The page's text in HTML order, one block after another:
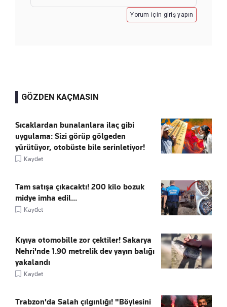
Yorum için giriş yapın
GÖZDEN KAÇMASIN
Sıcaklardan bunalanlara ilaç gibi
uygulama: Sizi görüp gölgeden
yürütüyor, otobüste bile serinletiyor!
Kaydet
Tam satışa çıkacaktı! 200 kilo bozuk
midye imha edil...
Kaydet
Kıyıya otomobille zor çektiler! Sakarya
Nehri'nde 1.90 metrelik dev yayın balığı
yakalandı
Kaydet
Trabzon'da Salah çılgınlığı! "Böylesini